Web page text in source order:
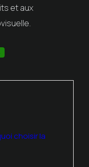
et aux
choisir la